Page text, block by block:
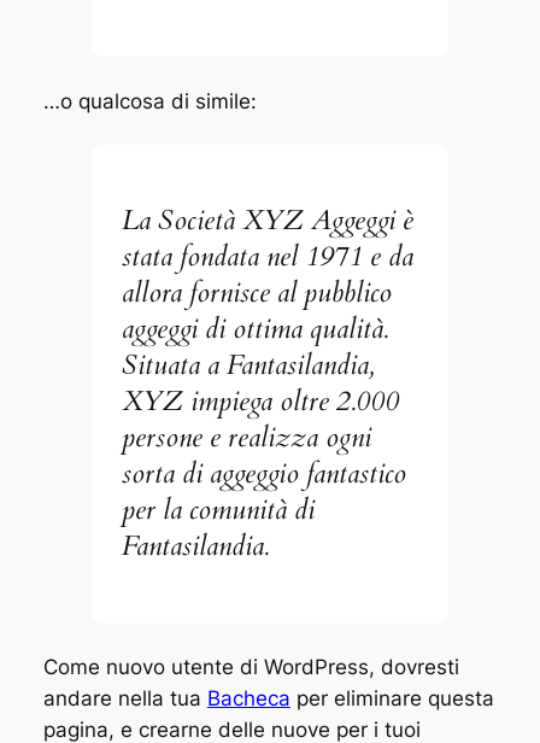
…o qualcosa di simile:
La Società XYZ Aggeggi è
stata fondata nel 1971 e da
allora fornisce al pubblico
aggeggi di ottima qualità.
Situata a Fantasilandia,
XYZ impiega oltre 2.000
persone e realizza ogni
sorta di aggeggio fantastico
per la comunità di
Fantasilandia.
Come nuovo utente di WordPress, dovresti
andare nella tua Bacheca per eliminare questa
pagina, e crearne delle nuove per i tuoi